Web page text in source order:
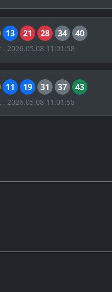
13 21 28 34 40
2026.05.08 11:01:58
11 19 31 37 43
2026.05.08 11:01:58